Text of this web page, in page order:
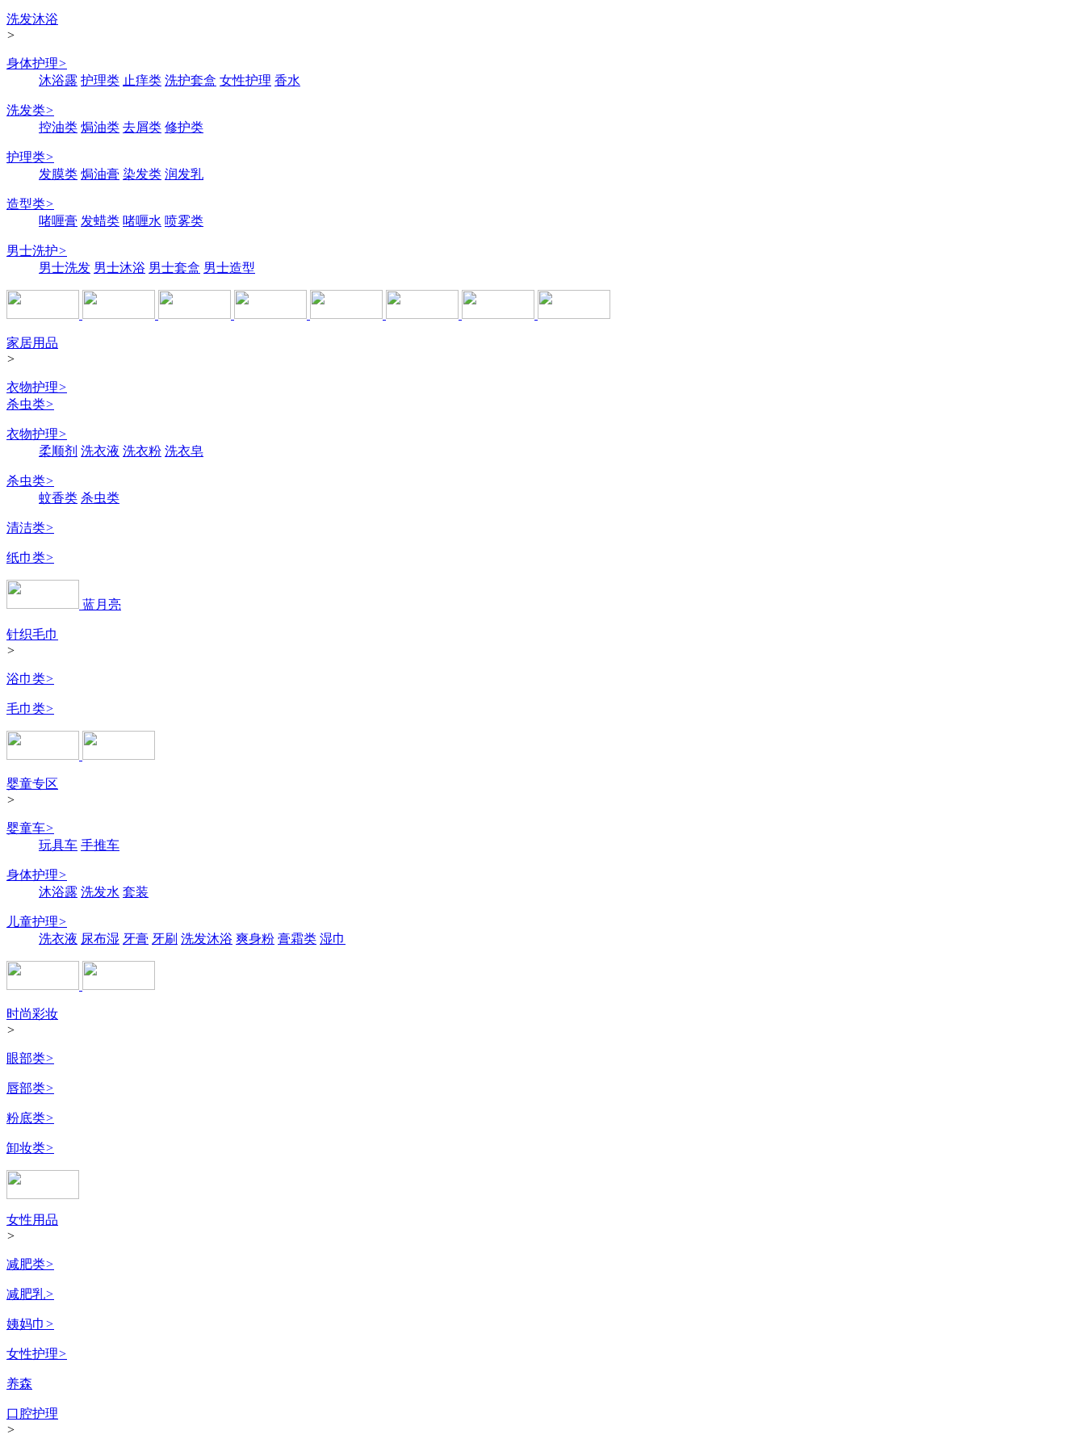
洗发沐浴
>
身体护理>
沐浴露 护理类 止痒类 洗护套盒 女性护理 香水
洗发类>
控油类 焗油类 去屑类 修护类
护理类>
发膜类 焗油膏 染发类 润发乳
造型类>
啫喱膏 发蜡类 啫喱水 喷雾类
男士洗护>
男士洗发 男士沐浴 男士套盒 男士造型
家居用品
>
衣物护理>
杀虫类>
衣物护理>
柔顺剂 洗衣液 洗衣粉 洗衣皂
杀虫类>
蚊香类 杀虫类
清洁类>
纸巾类>
蓝月亮
针织毛巾
>
浴巾类>
毛巾类>
婴童专区
>
婴童车>
玩具车 手推车
身体护理>
沐浴露 洗发水 套装
儿童护理>
洗衣液 尿布湿 牙膏 牙刷 洗发沐浴 爽身粉 膏霜类 湿巾
时尚彩妆
>
眼部类>
唇部类>
粉底类>
卸妆类>
女性用品
>
减肥类>
减肥乳>
姨妈巾 >
女性护理>
养森
口腔护理
>